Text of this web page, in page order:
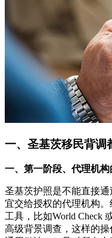
一、圣基茨移民背调
一、第一阶段、代理机构
圣基茨护照是不能直接
宜交给授权的代理机构
工具，比如World Check
高级背景调查，这样的